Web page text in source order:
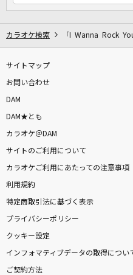
カラオケ検索 「I Wanna Rock
サイトマップ
お問い合わせ
DAM
DAM★とも
カラオケ＠DAM
サイトのご利用について
カラオケご利用にあたっての注意事項
利用規約
特定商取引法に基づく表示
プライバシーポリシー
クッキー設定
インフォマティブデータの取得につい
ご契約方法